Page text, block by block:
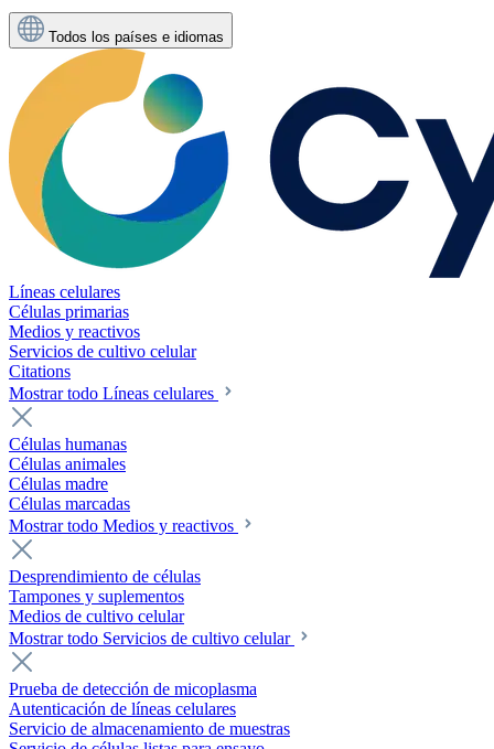
Todos los países e idiomas
Líneas celulares
Células primarias
Medios y reactivos
Servicios de cultivo celular
Citations
Mostrar todo Líneas celulares
Células humanas
Células animales
Células madre
Células marcadas
Mostrar todo Medios y reactivos
Desprendimiento de células
Tampones y suplementos
Medios de cultivo celular
Mostrar todo Servicios de cultivo celular
Prueba de detección de micoplasma
Autenticación de líneas celulares
Servicio de almacenamiento de muestras